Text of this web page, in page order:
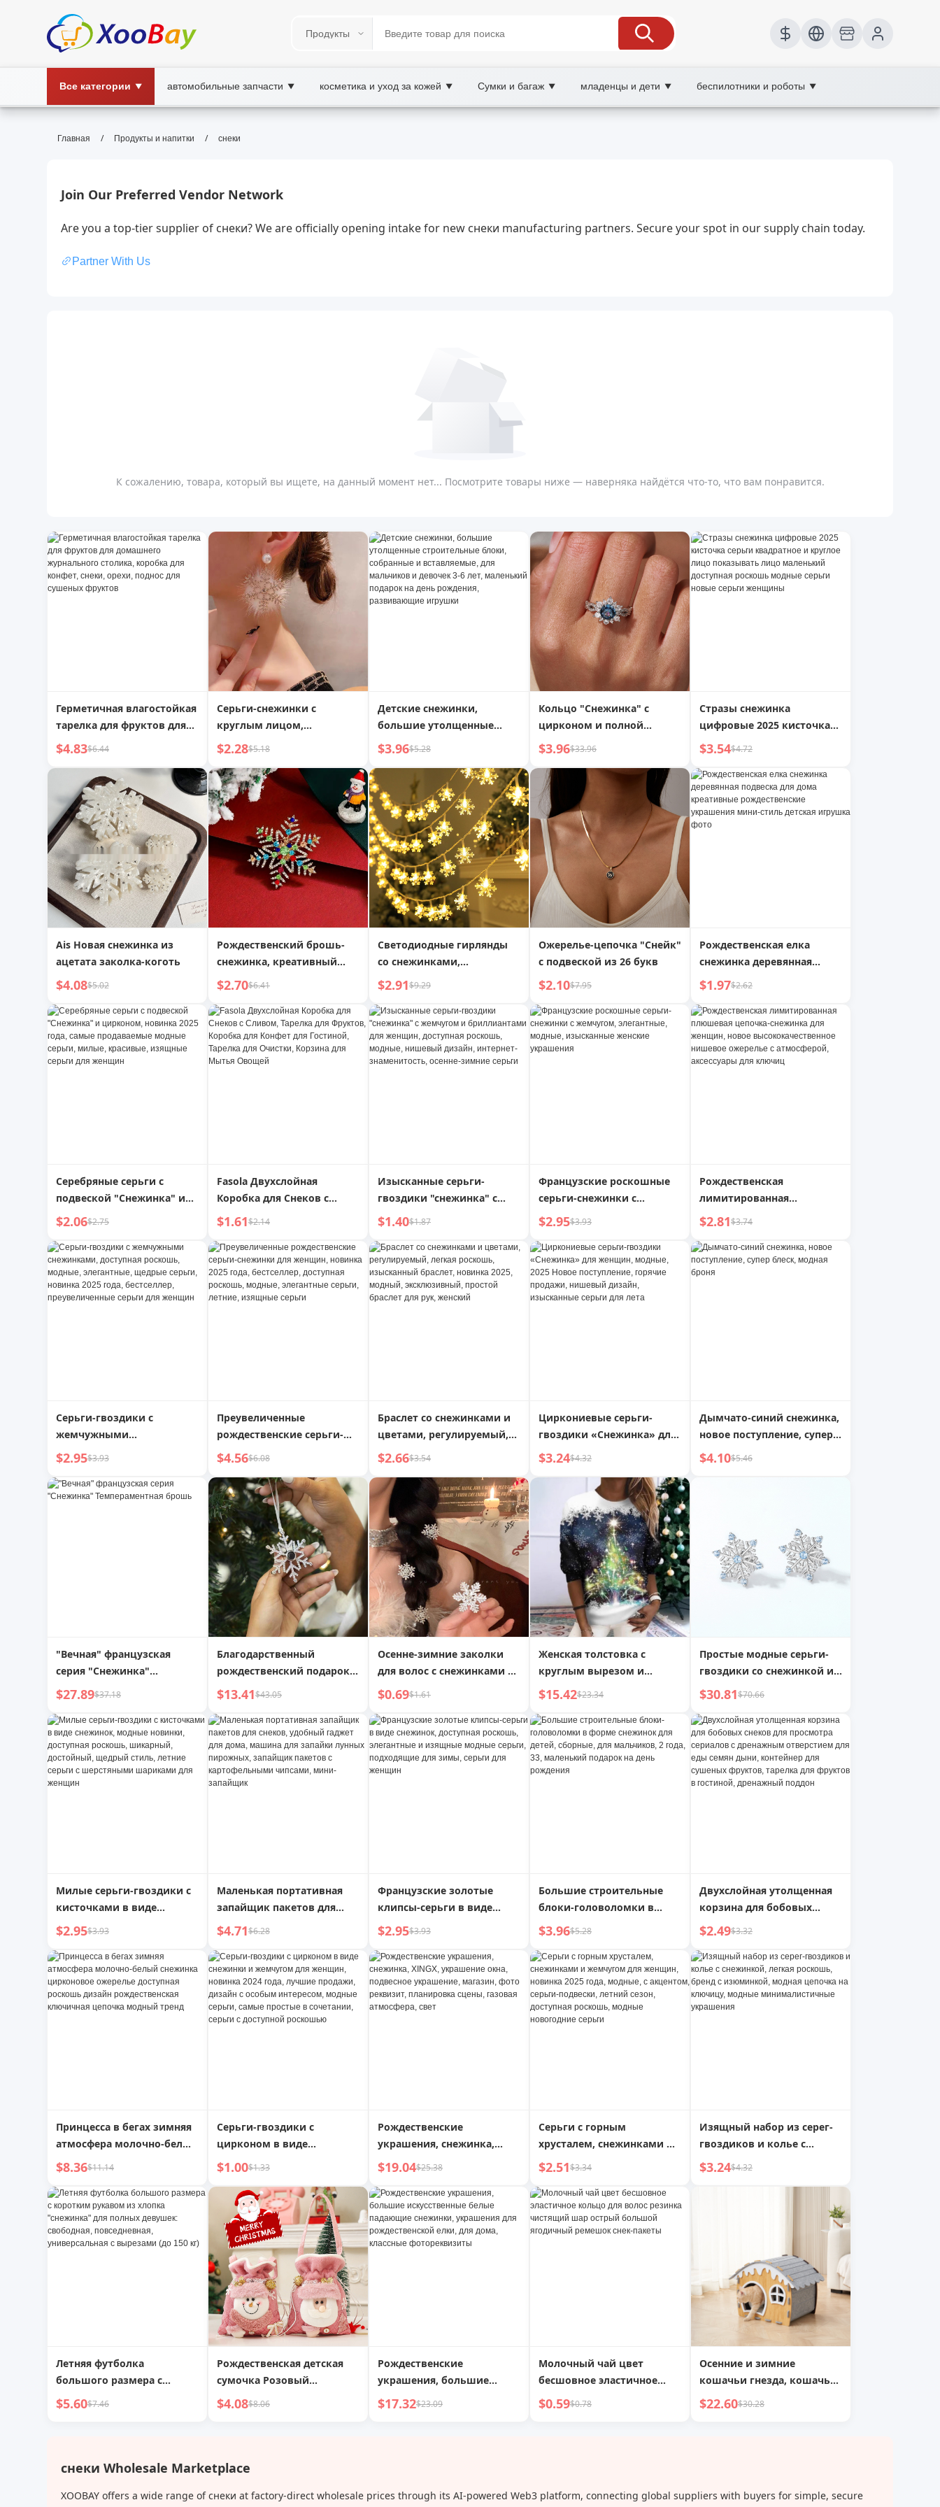
Все категории ▼ автомобильные запчасти ▼ косметика и уход за кожей ▼ Сумки и багаж ▼ младенцы и дети ▼ беспилотники и роботы ▼
снеки | XOOBAY B2B/B2C Marketplace
Главная / Продукты и напитки / снеки
Join Our Preferred Vendor Network
Are you a top-tier supplier of снеки? We are officially opening intake for new снеки manufacturing partners. Secure your spot in our supply chain today.
Partner With Us
К сожалению, товара, который вы ищете, на данный момент нет... Посмотрите товары ниже — наверняка найдётся что-то, что вам понравится.
Герметичная влагостойкая
тарелка для фруктов для
домашнего журнального
конфет, снеки, орехи,
поднос для сушеных
фруктов
$4.83$6.44
Серьги-снежинки с
круглым лицом,
цирконом и жемчугом,
$2.28$5.18
Детские снежинки,
большие утолщенные
строительные блоки,
для мальчиков и девочек
3-6 лет, маленький
подарок на день рождения,
развивающие игрушки
$3.96$5.28
Кольцо "Снежинка" с
цирконом и полной
алмазной инкрустацией
$3.96$33.96
Стразы снежинка
цифровые 2025 кисточка
серьги квадратное и
лицо маленький
доступная роскошь
модные серьги новые
серьги женщины
$3.54$4.72
Ais Новая снежинка из
ацетата заколка-коготь
$4.08$5.02
Рождественский брошь-
снежинка, креативный
сплав, инкрустированный
$2.70$6.41
Светодиодные гирлянды
со снежинками,
украшение комнаты на
огни, украшения для
рождественской елки,
гирлянды, подвесные огни,
мигающие огни,
$2.91$9.29
Ожерелье-цепочка "Снейк"
с подвеской из 26 букв
$2.10$7.95
Рождественская елка
снежинка деревянная
подвеска для дома
рождественские
украшения мини-стиль
детская игрушка фото
$1.97$2.62
Серебряные серьги с
подвеской "Снежинка" и
цирконом, новинка 2025
модные серьги, милые,
красивые, изящные серьги
для женщин
$2.06$2.75
Fasola Двухслойная
Коробка для Снеков с
Сливом, Тарелка для
Конфет для Гостиной,
Тарелка для Очистки,
Корзина для Мытья
Овощей
$1.61$2.14
Изысканные серьги-
гвоздики "снежинка" с
жемчугом и
женщин, доступная
роскошь, модные,
нишевый дизайн,
интернет-знаменитость,
$1.40$1.87
Французские роскошные
серьги-снежинки с
жемчугом, элегантные,
женские украшения
$2.95$3.93
Рождественская
лимитированная
плюшевая цепочка-
новое высококачественное
нишевое ожерелье с
$2.81$3.74
Серьги-гвоздики с
жемчужными
снежинками, доступная
элегантные, щедрые
серьги, новинка 2025 года,
$2.95$3.93
Преувеличенные
рождественские серьги-
снежинки для женщин,
бестселлер, доступная
роскошь, модные,
элегантные серьги, летние,
изящные серьги
$4.56$6.08
Браслет со снежинками и
цветами, регулируемый,
легкая роскошь,
новинка 2025, модный,
эксклюзивный, простой
браслет для рук, женский
$2.66$3.54
Циркониевые серьги-
гвоздики «Снежинка» для
женщин, модные, 2025
горячие продажи,
нишевый дизайн,
изысканные серьги для
лета
$3.24$4.32
Дымчато-синий снежинка,
новое поступление, супер
блеск, модная броня
$4.10$5.46
"Вечная" французская
серия "Снежинка"
Темпераментная брошь
$27.89$37.18
Благодарственный
рождественский подарок
Ожерелье с проекцией
$13.41$43.05
Осенне-зимние заколки
для волос с снежинками и
жемчугом, заколки-
волос
$0.69$1.61
Женская толстовка с
круглым вырезом и
принтом "Снежинка"
$15.42$23.34
Простые модные серьги-
гвоздики со снежинкой и
синим остроконечным
$30.81$70.66
Милые серьги-гвоздики с
кисточками в виде
снежинок, модные
роскошь, шикарный,
достойный, щедрый стиль,
летние серьги с
шерстяными шариками
$2.95$3.93
Маленькая портативная
запайщик пакетов для
снеков, удобный гаджет
запайки лунных
пирожных, запайщик
пакетов с картофельными
чипсами, мини-запайщик
$4.71$6.28
Французские золотые
клипсы-серьги в виде
снежинок, доступная
изящные модные серьги,
подходящие для зимы,
серьги для женщин
$2.95$3.93
Большие строительные
блоки-головоломки в
форме снежинок для
мальчиков, 2 года, 33,
маленький подарок на
день рождения
$3.96$5.28
Двухслойная утолщенная
корзина для бобовых
снеков для просмотра
отверстием для еды семян
дыни, контейнер для
сушеных фруктов, тарелка
для фруктов в гостиной,
$2.49$3.32
Принцесса в бегах зимняя
атмосфера молочно-белый
снежинка цирконовое
роскошь дизайн
рождественская
ключичная цепочка
модный тренд
$8.36$11.14
Серьги-гвоздики с
цирконом в виде
снежинки и жемчугом для
года, лучшие продажи,
дизайн с особым
интересом, модные
серьги, самые простые в
сочетании, серьги с
доступной роскошью
$1.00$1.33
Рождественские
украшения, снежинка,
XINGX, украшение окна,
магазин, фото реквизит,
планировка сцены, газовая
атмосфера, свет
$19.04$25.38
Серьги с горным
хрусталем, снежинками и
жемчугом для женщин,
модные, с акцентом,
серьги-подвески, летний
сезон, доступная роскошь,
$2.51$3.34
Изящный набор из серег-
гвоздиков и колье с
снежинкой, легкая
минималистичные
украшения
$3.24$4.32
Летняя футболка
большого размера с
коротким рукавом из
универсальная с вырезами
$5.60$7.46
Рождественская детская
сумочка Розовый
мультяшный снеговик
снековая сумка
$4.08$8.06
Рождественские
украшения, большие
искусственные белые
$17.32$23.09
Молочный чай цвет
бесшовное эластичное
кольцо для волос резинка
$0.59$0.78
Осенние и зимние
кошачьи гнезда, кошачьи
домики-снежинки,
домашних животных
$22.60$30.28
снеки Wholesale Marketplace
XOOBAY offers a wide range of снеки at factory-direct wholesale prices through its AI-powered Web3 platform, connecting global suppliers with buyers for simple, secure